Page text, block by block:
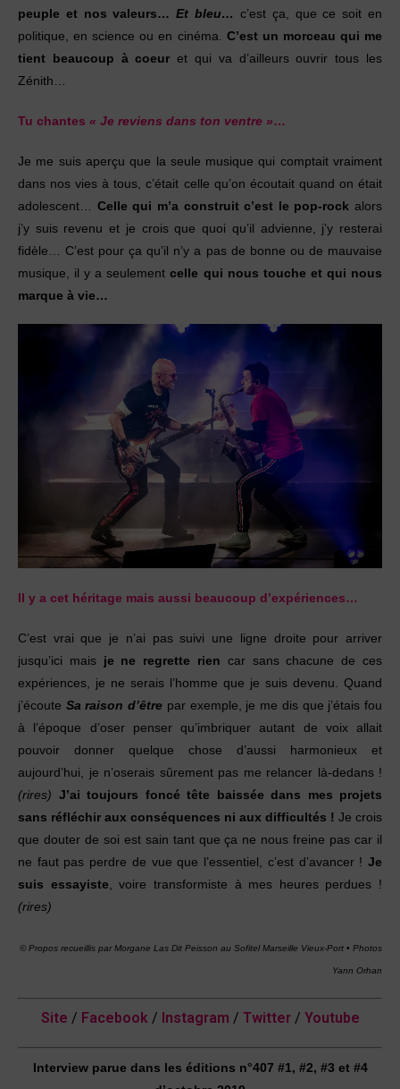
peuple et nos valeurs…Et bleu… c’est ça, que ce soit en
politique, en science ou en cinéma. C’est un morceau qui me
tient beaucoup à coeuret qui va d’ailleurs ouvrir tous les
Zénith…
Tu chantes « Je reviens dans ton ventre »…
Je me suis aperçu que la seule musique qui comptait vraiment
dans nos vies à tous, c’était celle qu’on écoutait quand on était
adolescent… Celle qui m’a construit c’est le pop-rock alors
j’y suis revenu et je crois que quoi qu’il advienne, j’y resterai
fidèle… C’est pour ça qu’il n’y a pas de bonne ou de mauvaise
musique, il y a seulementcelle qui nous touche et qui nous
marque à vie…
Il y a cet héritage mais aussi beaucoup d’expériences…
C’est vrai que je n’ai pas suivi une ligne droite pour arriver
jusqu’ici mais je ne regrette rien car sans chacune de ces
expériences, je ne serais l’homme que je suis devenu. Quand
j’écoute Sa raison d’être par exemple, je me dis que j’étais fou
à l’époque d’oser penser qu’imbriquer autant de voix allait
pouvoir donner quelque chose d’aussi harmonieux et
aujourd’hui, je n’oserais sûrement pas me relancer là-dedans !
(rires) J’ai toujours foncé tête baissée dans mes projets
sans réfléchir aux conséquences ni aux difficultés ! Je crois
que douter de soi est sain tant que ça ne nous freine pas car il
ne faut pas perdre de vue que l’essentiel, c’est d’avancer ! Je
suis essayiste , voire transformiste à mes heures perdues !
(rires)
© Propos recueillis par Morgane Las Dit Peisson au Sofitel Marseille Vieux-Port • Photos
Yann Orhan
Site / Facebook / Instagram / Twitter/ Youtube
Interview parue dans les éditions n°407 #1, #2, #3 et #4